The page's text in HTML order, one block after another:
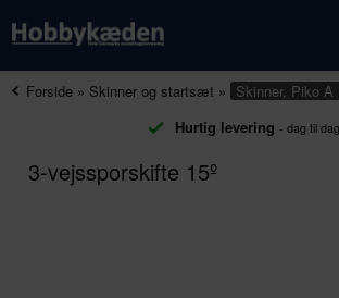
Forside » Skinner og startsæt » Skinner, Piko A
Hurtig levering - dag til dag
3-vejssporskifte 15º